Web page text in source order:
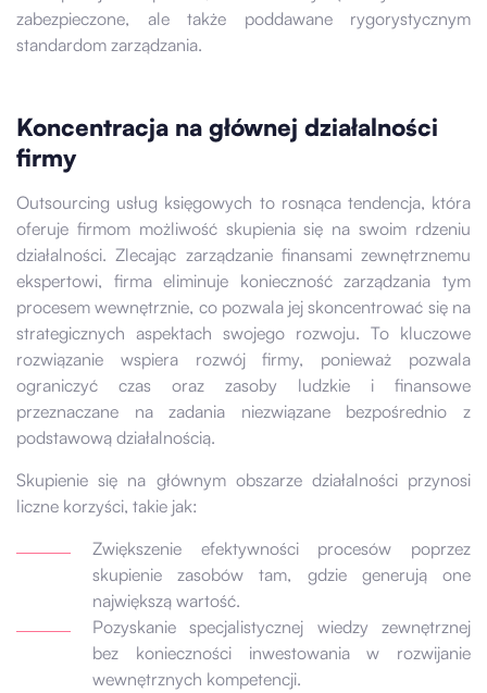
zabezpieczone, ale także poddawane rygorystycznym
standardom zarządzania.
Koncentracja na głównej działalności
firmy
Outsourcing usług księgowych to rosnąca tendencja, która
oferuje firmom możliwość skupienia się na swoim rdzeniu
działalności. Zlecając zarządzanie finansami zewnętrznemu
ekspertowi, firma eliminuje konieczność zarządzania tym
procesem wewnętrznie, co pozwala jej skoncentrować się na
strategicznych aspektach swojego rozwoju. To kluczowe
rozwiązanie wspiera rozwój firmy, ponieważ pozwala
ograniczyć czas oraz zasoby ludzkie i finansowe
przeznaczane na zadania niezwiązane bezpośrednio z
podstawową działalnością.
Skupienie się na głównym obszarze działalności przynosi
liczne korzyści, takie jak:
Zwiększenie efektywności procesów poprzez
skupienie zasobów tam, gdzie generują one
największą wartość.
Pozyskanie specjalistycznej wiedzy zewnętrznej
bez konieczności inwestowania w rozwijanie
wewnętrznych kompetencji.